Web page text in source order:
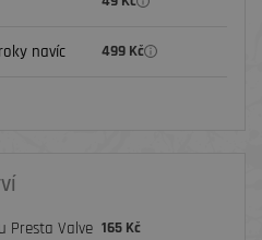
navíc 499 Kč
Presta Valve 165 Kč